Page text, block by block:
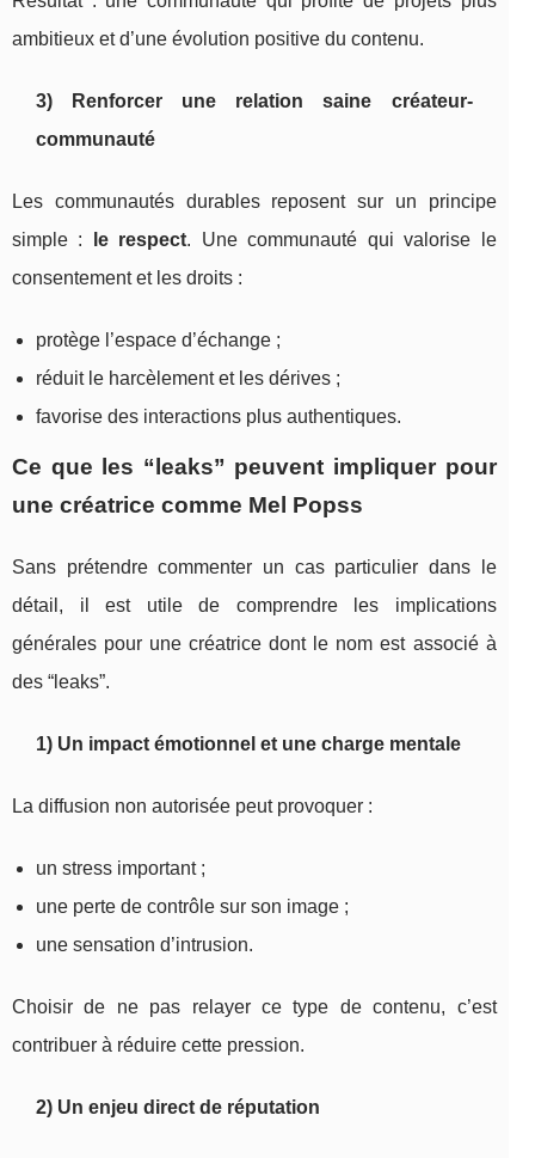
ambitieux et d’une évolution positive du contenu.
3) Renforcer une relation saine créateur-
communauté
Les communautés durables reposent sur un principe
simple :
le respect. Une communauté qui valorise le
consentement et les droits :
protège l’espace d’échange ;
réduit le harcèlement et les dérives ;
favorise des interactions plus authentiques.
Ce que les “leaks” peuvent impliquer pour
une créatrice comme Mel Popss
Sans prétendre commenter un cas particulier dans le
détail, il est utile de comprendre les implications
générales pour une créatrice dont le nom est associé à
des “leaks”.
1) Un impact émotionnel et une charge mentale
La diffusion non autorisée peut provoquer :
un stress important ;
une perte de contrôle sur son image ;
une sensation d’intrusion.
Choisir de ne pas relayer ce type de contenu, c’est
contribuer à réduire cette pression.
2) Un enjeu direct de réputation